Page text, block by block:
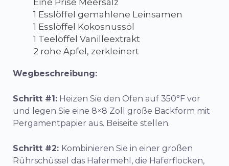
1 Esslöffel gemahlene Leinsamen
1 Esslöffel Kokosnussöl
1 Teelöffel Vanilleextrakt
2 rohe Äpfel, zerkleinert
Wegbeschreibung:
Schritt #1: Heizen Sie den Ofen auf 350°F vor
und legen Sie eine 8×8 Zoll große Backform mit
Pergamentpapier aus. Beiseite stellen.
Schritt #2: Kombinieren Sie in einer großen
Rührschüssel das Hafermehl, die Haferflocken,